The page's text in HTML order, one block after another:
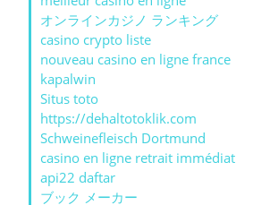
オンラインカジノ ランキング
casino crypto liste
nouveau casino en ligne france
kapalwin
Situs toto
https://dehaltotoklik.com
Schweinefleisch Dortmund
casino en ligne retrait immédiat
api22 daftar
ブック メーカー